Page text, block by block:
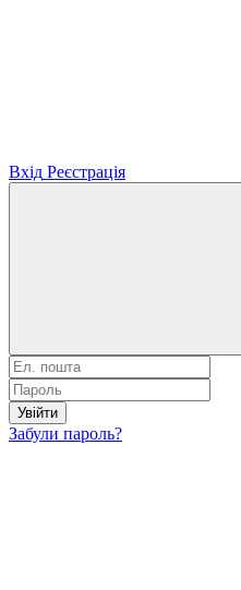
Вхід Реєстрація
Увійти
Забули пароль?